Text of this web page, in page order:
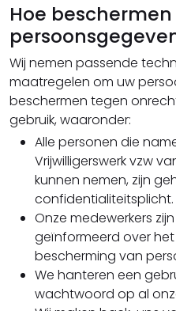
Hoe beschermen
Wij nemen passende
maatregelen om uw
beschermen tegen
gebruik, waaronder:
Alle personen die
Vrijwilligerswerk vzw
kunnen nemen, zijn
confidentialiteitsplicht.
Onze medewerkers
geïnformeerd over
bescherming van
We hanteren een
wachtwoord op al